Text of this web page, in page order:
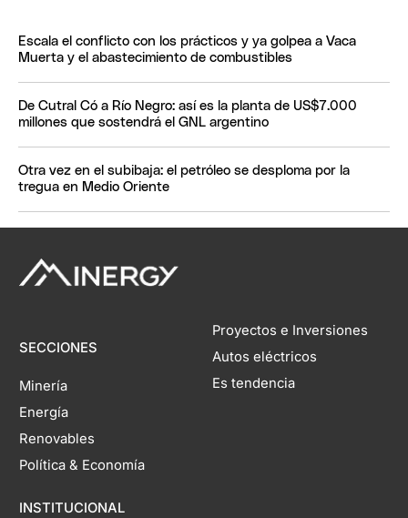
Escala el conflicto con los prácticos y ya golpea a Vaca
Muerta y el abastecimiento de combustibles
De Cutral Có a Río Negro: así es la planta de US$7.000
millones que sostendrá el GNL argentino
Otra vez en el subibaja: el petróleo se desploma por la
tregua en Medio Oriente
SECCIONES
Minería
Energía
Renovables
Política & Economía
INSTITUCIONAL
Proyectos e Inversiones
Autos eléctricos
Es tendencia